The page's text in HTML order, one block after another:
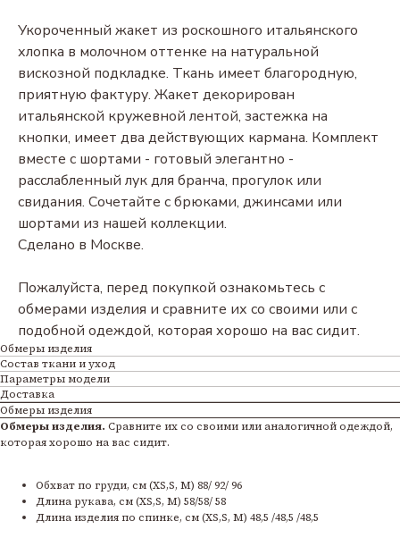
Укороченный жакет из роскошного итальянского
хлопка в молочном оттенке на натуральной
вискозной подкладке. Ткань имеет благородную,
приятную фактуру. Жакет декорирован
итальянской кружевной лентой, застежка на
кнопки, имеет два действующих кармана. Комплект
вместе с шортами - готовый элегантно -
расслабленный лук для бранча, прогулок или
свидания. Сочетайте с брюками, джинсами или
шортами из нашей коллекции.
Сделано в Москве.
Пожалуйста, перед покупкой ознакомьтесь с
обмерами изделия и сравните их со своими или с
подобной одеждой, которая хорошо на вас сидит.
Обмеры изделия
Состав ткани и уход
Параметры модели
Доставка
Обмеры изделия
Обмеры изделия. Сравните их со своими или аналогичной одеждой,
которая хорошо на вас сидит.
Обхват по груди, см (XS,S, M) 88/ 92/ 96
Длина рукава, см (XS,S, M) 58/58/ 58
Длина изделия по спинке, см (XS,S, M) 48,5 /48,5 /48,5